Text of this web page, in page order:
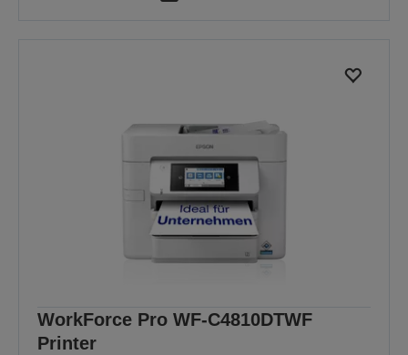
WorkForce Pro WF-C4810DTWF
Printer